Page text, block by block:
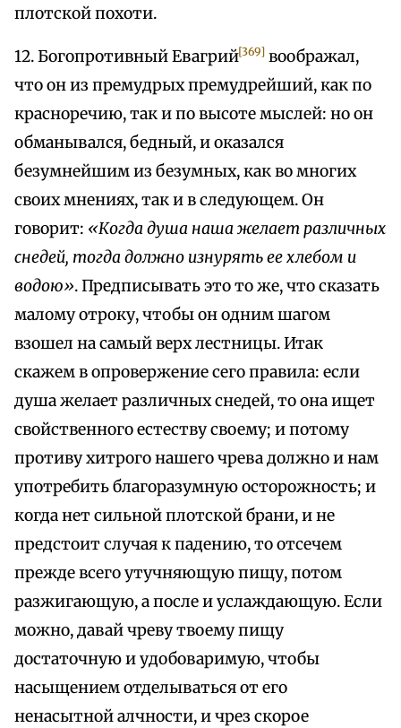
плотской похоти.
12. Богопротивный Евагрий[369] воображал,
что он из премудрых премудрейший, как по
красноречию, так и по высоте мыслей: но он
обманывался, бедный, и оказался
безумнейшим из безумных, как во многих
своих мнениях, так и в следующем. Он
говорит: «Когда душа наша желает различных
снедей, тогда должно изнурять ее хлебом и
водою». Предписывать это то же, что сказать
малому отроку, чтобы он одним шагом
взошел на самый верх лестницы. Итак
скажем в опровержение сего правила: если
душа желает различных снедей, то она ищет
свойственного естеству своему; и потому
противу хитрого нашего чрева должно и нам
употребить благоразумную осторожность; и
когда нет сильной плотской брани, и не
предстоит случая к падению, то отсечем
прежде всего утучняющую пищу, потом
разжигающую, а после и услаждающую. Если
можно, давай чреву твоему пищу
достаточную и удобоваримую, чтобы
насыщением отделываться от его
ненасытной алчности, и чрез скорое